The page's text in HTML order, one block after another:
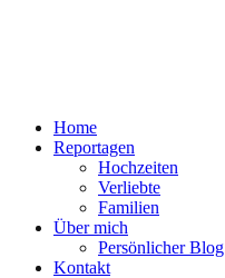
Home
Reportagen
Hochzeiten
Verliebte
Familien
Über mich
Persönlicher Blog
Kontakt